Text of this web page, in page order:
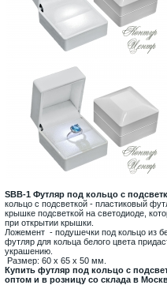
SBB-1 Футляр под кольцо с
кольцо с подсветкой - пластиковый
крышке подсветкой на светодиоде,
при открытии крышки.
Ложемент - подушечки под кольцо из
футляр для кольца белого цвета
украшению.
Размер: 60 х 65 х 50 мм.
Купить футляр под кольцо с
оптом и в розницу со склада в